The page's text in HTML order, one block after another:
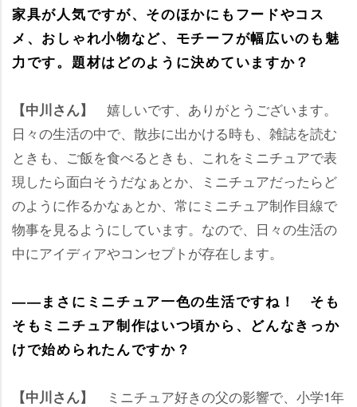
家具が人気ですが、そのほかにもフードやコス
メ、おしゃれ小物など、モチーフが幅広いのも魅
力です。題材はどのように決めていますか？
【中川さん】 嬉しいです、ありがとうございます。
日々の生活の中で、散歩に出かける時も、雑誌を読む
ときも、ご飯を食べるときも、これをミニチュアで表
現したら面白そうだなぁとか、ミニチュアだったらど
のように作るかなぁとか、常にミニチュア制作目線で
物事を見るようにしています。なので、日々の生活の
中にアイディアやコンセプトが存在します。
――まさにミニチュア一色の生活ですね！ そも
そもミニチュア制作はいつ頃から、どんなきっか
けで始められたんですか？
【中川さん】
ミニチュア好きの父の影響で、小学1年